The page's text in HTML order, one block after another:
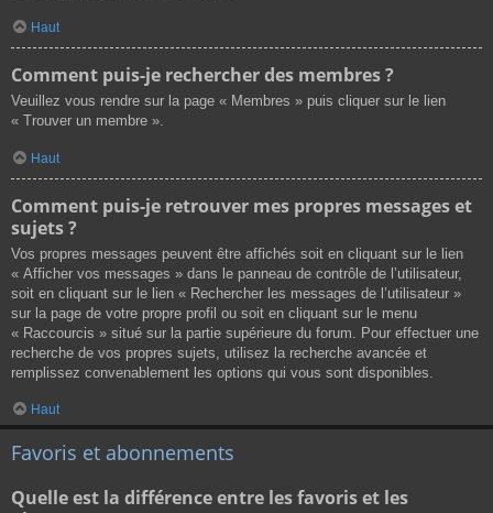
Haut
Comment puis-je rechercher des membres ?
Veuillez vous rendre sur la page « Membres » puis cliquer sur le lien
« Trouver un membre ».
Haut
Comment puis-je retrouver mes propres messages et
sujets ?
Vos propres messages peuvent être affichés soit en cliquant sur le lien
« Afficher vos messages » dans le panneau de contrôle de l’utilisateur,
soit en cliquant sur le lien « Rechercher les messages de l’utilisateur »
sur la page de votre propre profil ou soit en cliquant sur le menu
« Raccourcis » situé sur la partie supérieure du forum. Pour effectuer une
recherche de vos propres sujets, utilisez la recherche avancée et
remplissez convenablement les options qui vous sont disponibles.
Haut
Favoris et abonnements
Quelle est la différence entre les favoris et les